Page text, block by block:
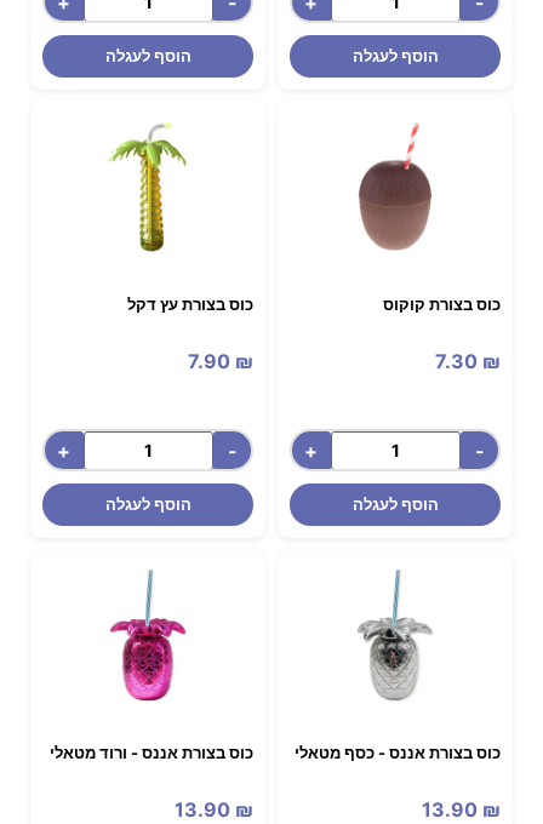
הוסף לעגלה הוסף לעגלה
כוס בצורת קוקוס
7.30 ₪
-
+
הוסף לעגלה
כוס בצורת עץ דקל
7.90 ₪
-
+
הוסף לעגלה
כוס בצורת אננס - כסף מטאלי
13.90 ₪
כוס בצורת אננס - ורוד מטאלי
13.90 ₪